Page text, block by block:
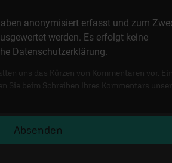
anonymisiert erfasst und zum
werden. Es erfolgt keine
Datenschutzerklärung.
uns das Kürzen von Kommentaren vor. Ein
Sie beim Schreiben Ihres Kommentars
Absenden